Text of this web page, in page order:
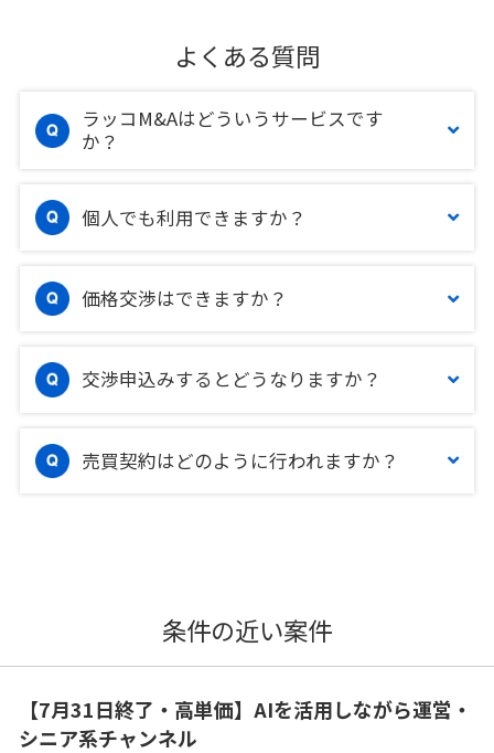
よくある質問
ラッコM&Aはどういうサービスです
か？
個人でも利用できますか？
価格交渉はできますか？
交渉申込みするとどうなりますか？
売買契約はどのように行われますか？
条件の近い案件
【7月31日終了・高単価】AIを活用しながら運営・
シニア系チャンネル